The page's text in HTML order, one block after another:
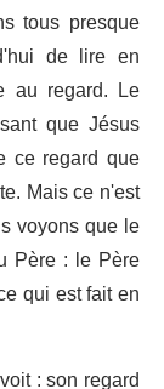
tous presque
de lire en
au regard. Le
que Jésus
ce regard que
Mais ce n'est
voyons que le
Père : le Père
qui est fait en
: son regard